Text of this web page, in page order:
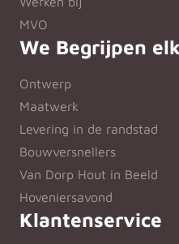
MVO
We Begrijpen
Ontwerp
Maatwerk
Levering in de randstad
Bouwversnellers
Van Dorp Hout in Beeld
Hoveniersavond
Klantenservice